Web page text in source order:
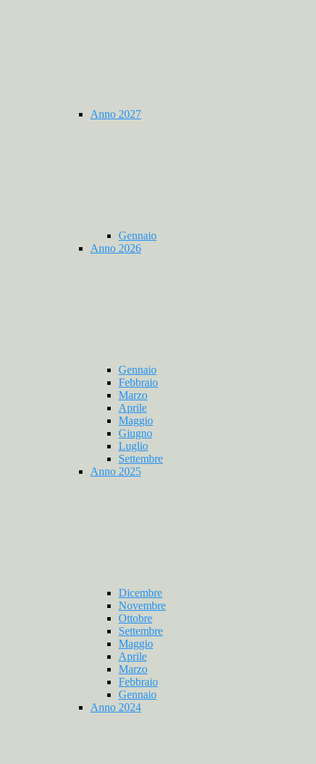
Anno 2027
Gennaio
Anno 2026
Gennaio
Febbraio
Marzo
Aprile
Maggio
Giugno
Luglio
Settembre
Anno 2025
Dicembre
Novembre
Ottobre
Settembre
Maggio
Aprile
Marzo
Febbraio
Gennaio
Anno 2024